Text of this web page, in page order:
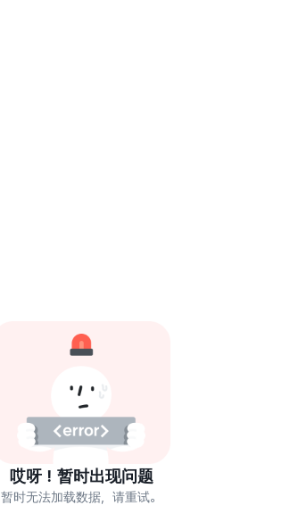
哎呀！暂时出现问题
暂时无法加载数据，请重试。